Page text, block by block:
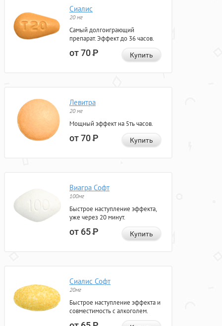
Сиалис
20 мг
Самый долгоиграющий
препарат. Эффект до 36 часов.
от 70Р Купить
Левитра
20 мг
Мощный эффект на 5ть часов.
от 70Р Купить
Виагра Софт
100мг
Быстрое наступление эффекта,
уже через 20 минут.
от 65Р Купить
Сиалис Софт
20мг
Быстрое наступление эффекта и
совместимость с алкоголем.